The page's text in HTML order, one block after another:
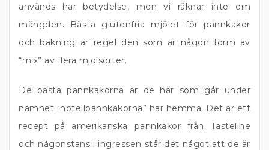
används har betydelse, men vi räknar inte om
mängden. Bästa glutenfria mjölet för pannkakor
och bakning är regel den som är någon form av
“mix” av flera mjölsorter.
De bästa pannkakorna är de här som går under
namnet “hotellpannkakorna” här hemma. Det är ett
recept på amerikanska pannkakor från Tasteline
och någonstans i ingressen står det något att de är